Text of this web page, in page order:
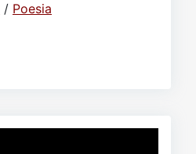
/ Poesia